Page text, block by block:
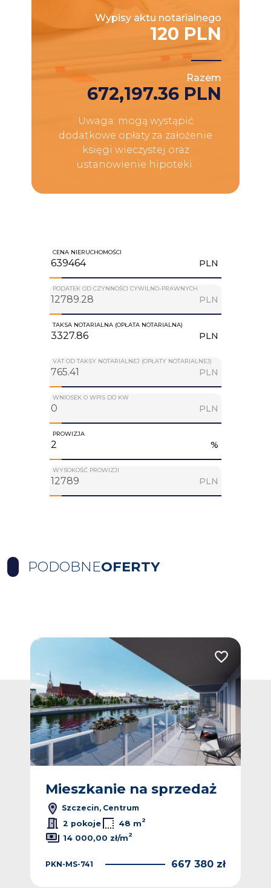
Wypisy aktu notarialnego
120 PLN
Razem
672,197.36 PLN
Uwaga: mogą wystąpić
dodatkowe opłaty za założenie
księgi wieczystej oraz
ustanowienie hipoteki.
CENA NIERUCHOMOŚCI
PLN
PODATEK OD CZYNNOŚCI CYWILNO-PRAWNYCH
PLN
TAKSA NOTARIALNA (OPŁATA NOTARIALNA)
PLN
VAT OD TAKSY NOTARIALNEJ (OPŁATY NOTARIALNEJ)
PLN
WNIOSEK O WPIS DO KW
PLN
PROWIZJA
%
WYSOKOŚĆ PROWIZJI
PLN
PODOBNEOFERTY
Dodaj do
Mieszkanie na sprzedaż
Szczecin, Centrum
2 pokoje
48 m2
14 000,00 zł/m2
PKN-MS-741 667 380 zł